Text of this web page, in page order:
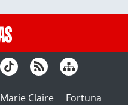
Marie Claire
Fortuna